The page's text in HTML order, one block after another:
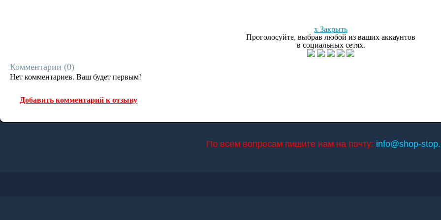
x Закрыть
Проголосуйте, выбрав любой из ваших аккаунтов
в социальных сетях.
Комментарии (0)
Нет комментариев. Ваш будет первым!
Добавить комментарий к отзыву
По всем вопросам пишите нам на почту: info@shop-